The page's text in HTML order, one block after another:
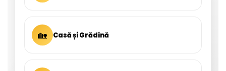
🏡 Casă și Grădină